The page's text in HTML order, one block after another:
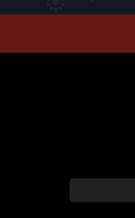
T-SHIRTS